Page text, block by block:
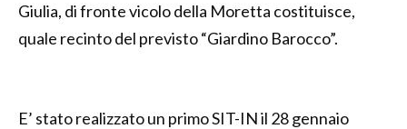
Giulia, di fronte vicolo della Moretta costituisce,
quale recinto del previsto “Giardino Barocco”.
E’ stato realizzato un primo SIT-IN il 28 gennaio